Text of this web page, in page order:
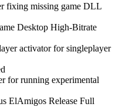
fixing missing game DLL
Desktop High-Bitrate
activator for singleplayer
for running experimental
ElAmigos Release Full